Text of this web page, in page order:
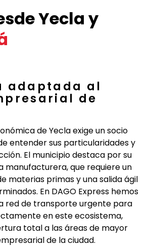
Yecla y
adaptada al
de
de Yecla exige un socio
entender sus particularidades y
El municipio destaca por su
manufacturera, que requiere un
materias primas y una salida ágil
En DAGO Express hemos
red de transporte urgente para
en este ecosistema,
total a las áreas de mayor
de la ciudad.